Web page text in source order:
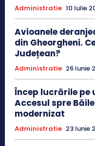
Administratie 10 Iulie
Avioanele
din Gheorgheni.
Județean?
Administratie 26 Iunie
Încep lucrările pe
Accesul spre
modernizat
Administratie 23 Iunie